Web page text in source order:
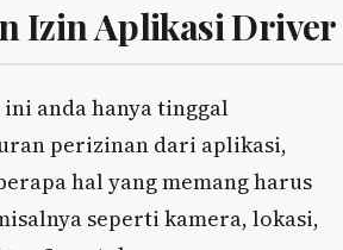
Izin Aplikasi Driver
anda hanya tinggal
perizinan dari aplikasi,
hal yang memang harus
seperti kamera, lokasi,